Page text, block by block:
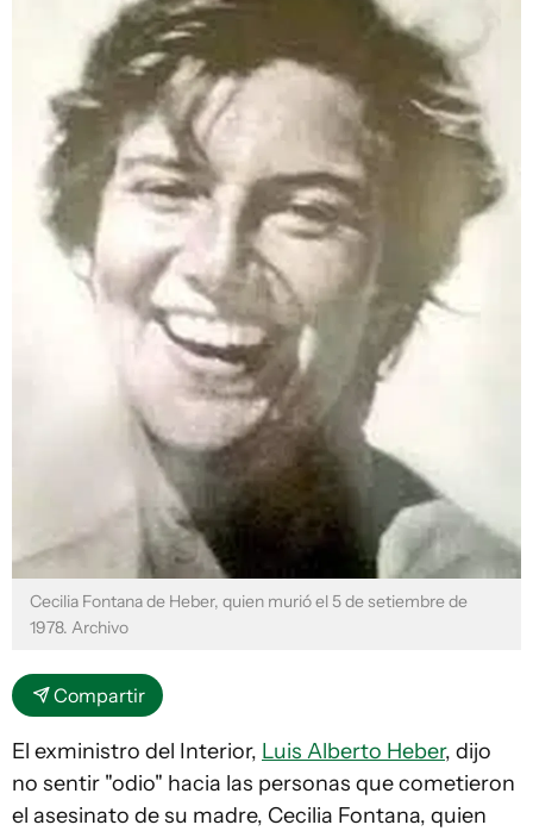
Cecilia Fontana de Heber, quien murió el 5 de setiembre de
1978. Archivo
Compartir
El exministro del Interior, Luis Alberto Heber, dijo
no sentir "odio" hacia las personas que cometieron
el asesinato de su madre, Cecilia Fontana, quien